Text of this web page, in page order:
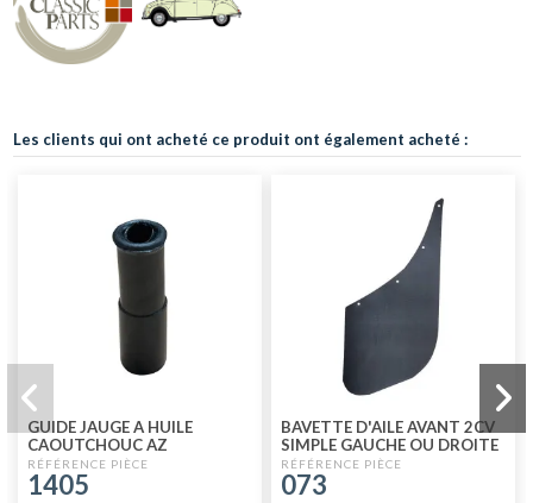
Les clients qui ont acheté ce produit ont également acheté :
GUIDE JAUGE A HUILE
CAOUTCHOUC AZ
1405
BAVETTE D'AILE AVANT 2CV
SIMPLE GAUCHE OU DROITE
073